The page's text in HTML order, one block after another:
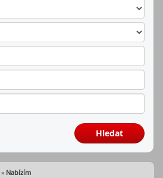
Hledat
» Nabízím